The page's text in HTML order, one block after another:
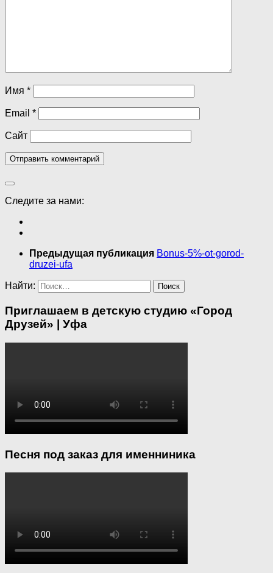
Имя *
Email *
Сайт
Следите за нами:
Предыдущая публикация Bonus-5%-ot-gorod-
druzei-ufa
Найти:
Приглашаем в детскую студию «Город
Друзей» | Уфа
Песня под заказ для именниника